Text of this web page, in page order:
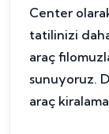
Center
tatilinizi
araç
sunuyoruz.
araç